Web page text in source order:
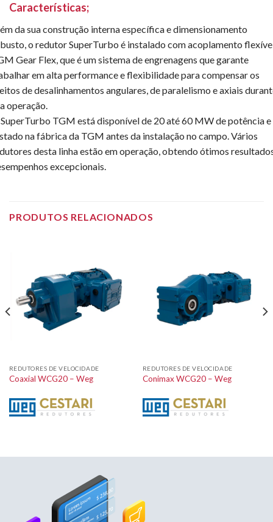
Características;
da sua construção interna específica e dimensionamento
o redutor SuperTurbo é instalado com acoplamento
Gear Flex, que é um sistema de engrenagens que garante
em alta performance e flexibilidade para compensar os
de desalinhamentos angulares, de paralelismo e axiais
operação.
TGM está disponível de 20 até 60 MW de potência e
na fábrica da TGM antes da instalação no campo. Vários
desta linha estão em operação, obtendo ótimos
excepcionais.
PRODUTOS RELACIONADOS
REDUTORES DE VELOCIDADE
Coaxial WCG20 – Weg
REDUTORES DE VELOCIDADE
Conimax WCG20 – Weg